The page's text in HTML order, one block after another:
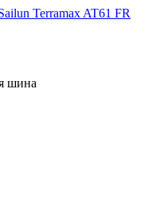
Terramax AT61 FR